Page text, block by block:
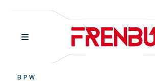
BPW